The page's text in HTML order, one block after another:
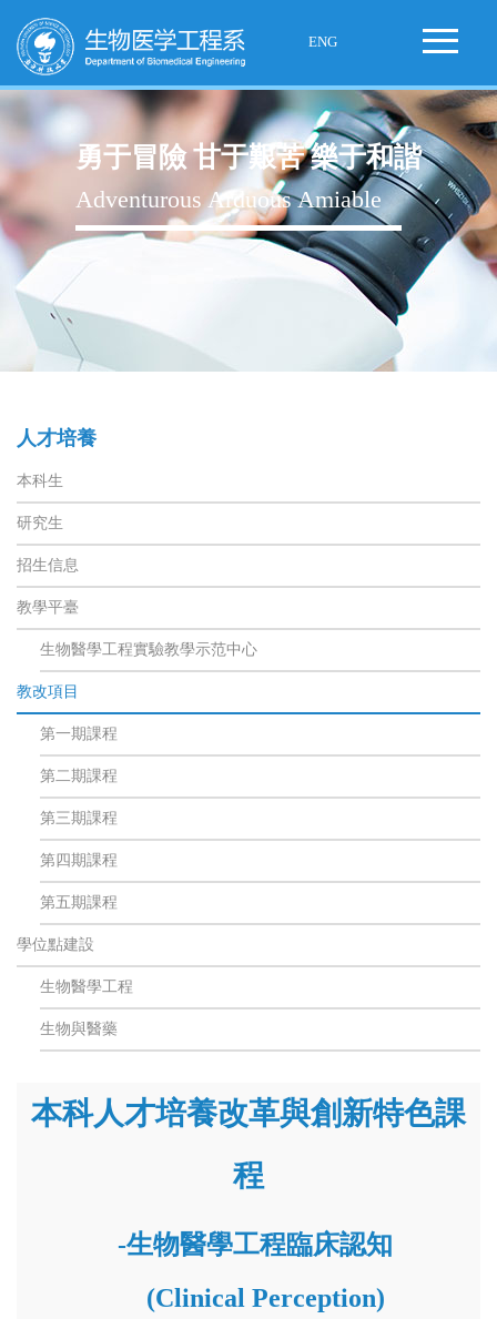
ENG
勇于冒險 甘于艱苦 樂于和諧
Adventurous Arduous Amiable
人才培養
本科生
研究生
招生信息
教學平臺
生物醫學工程實驗教學示范中心
教改項目
第一期課程
第二期課程
第三期課程
第四期課程
第五期課程
學位點建設
生物醫學工程
生物與醫藥
本科人才培養改革與創新特色課
程
-生物醫學工程臨床認知
(Clinical Perception)